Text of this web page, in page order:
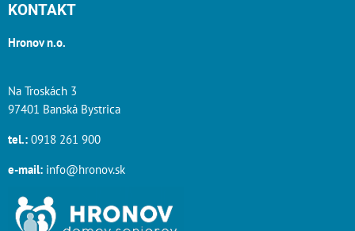
KONTAKT
Hronov n.o.
Na Troskách 3
97401 Banská Bystrica
tel.: 0918 261 900
e-mail: info@hronov.sk